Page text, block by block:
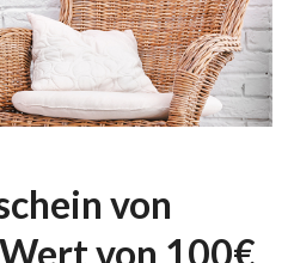
von
von 100€